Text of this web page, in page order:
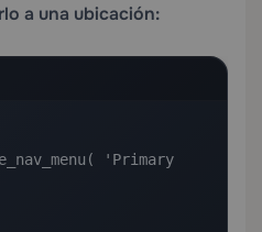
a una ubicación:
'Primary